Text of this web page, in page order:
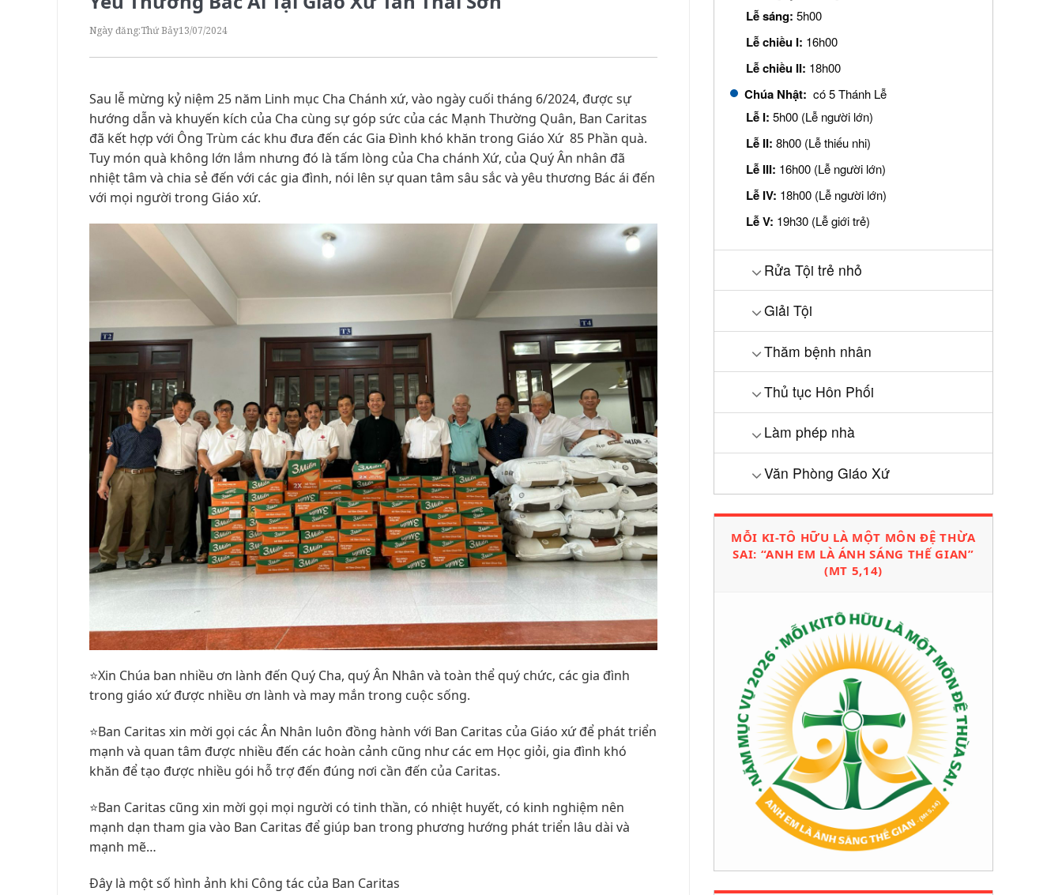
Ngày đăng:Thứ Bảy13/07/2024
Sau lễ mừng kỷ niệm 25 năm Linh mục Cha Chánh xứ, vào ngày cuối tháng 6/2024, được sự
hướng dẫn và khuyến kích của Cha cùng sự góp sức của các Mạnh Thường Quân, Ban Caritas
đã kết hợp với Ông Trùm các khu đưa đến các Gia Đình khó khăn trong Giáo Xứ 85 Phần quà.
Tuy món quà không lớn lắm nhưng đó là tấm lòng của Cha chánh Xứ, của Quý Ân nhân đã
nhiệt tâm và chia sẻ đến với các gia đình, nói lên sự quan tâm sâu sắc và yêu thương Bác ái đến
với mọi người trong Giáo xứ.
⭐️Xin Chúa ban nhiều ơn lành đến Quý Cha, quý Ân Nhân và toàn thể quý chức, các gia đình
trong giáo xứ được nhiều ơn lành và may mắn trong cuộc sống.
⭐️Ban Caritas xin mời gọi các Ân Nhân luôn đồng hành với Ban Caritas của Giáo xứ để phát triển
mạnh và quan tâm được nhiều đến các hoàn cảnh cũng như các em Học giỏi, gia đình khó
khăn để tạo được nhiều gói hỗ trợ đến đúng nơi cần đến của Caritas.
⭐️Ban Caritas cũng xin mời gọi mọi người có tinh thần, có nhiệt huyết, có kinh nghiệm nên
mạnh dạn tham gia vào Ban Caritas để giúp ban trong phương hướng phát triển lâu dài và
mạnh mẽ…
Đây là một số hình ảnh khi Công tác của Ban Caritas
Lễ sáng: 5h00
Lễ chiều I: 16h00
Lễ chiều II: 18h00
Chúa Nhật: có 5 Thánh Lễ
Lễ I: 5h00 (Lễ người lớn)
Lễ II: 8h00 (Lễ thiếu nhi)
Lễ III: 16h00 (Lễ người lớn)
Lễ IV: 18h00 (Lễ người lớn)
Lễ V: 19h30 (Lễ giới trẻ)
Rửa Tội trẻ nhỏ
Giải Tội
Thăm bệnh nhân
Thủ tục Hôn Phối
Làm phép nhà
Văn Phòng Giáo Xứ
MỖI KI-TÔ HỮU LÀ MỘT MÔN ĐỆ THỪA
SAI: “ANH EM LÀ ÁNH SÁNG THẾ GIAN”
(MT 5,14)